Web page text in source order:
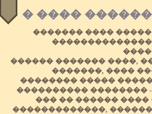
� ����
������� ����
��������������
������ ������� ����,
�������, ����
�������� �����
���������� ��������
��� �� ������
�������������,